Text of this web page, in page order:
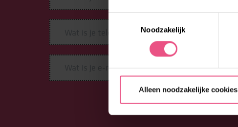
Toestemmingsselectie
Noodzakelijk
Alleen noodzakelijke cookies